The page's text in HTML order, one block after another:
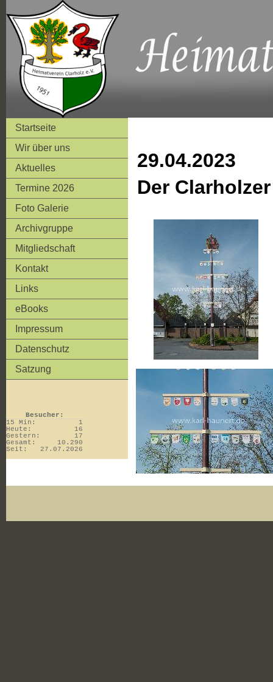
Startseite
Wir über uns
Aktuelles
Termine 2026
Foto Galerie
Archivgruppe
Mitgliedschaft
Kontakt
Links
eBooks
Impressum
Datenschutz
Satzung
Besucher:
15 Min:
1
Heute:
16
Gestern:
17
Gesamt:
10.290
Seit:
27.07.2026
29.04.2023
Der